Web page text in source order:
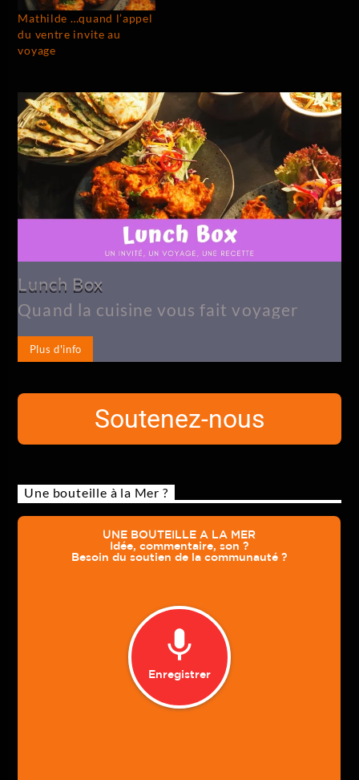
Mathilde …quand l’appel
du ventre invite au
voyage
Lunch Box
Quand la cuisine vous fait voyager
Plus d'info
Soutenez-nous
Une bouteille à la Mer ?